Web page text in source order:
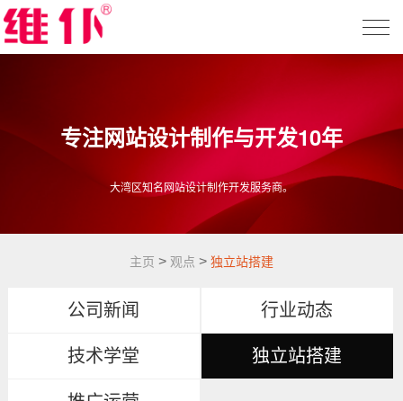
专注网站设计制作与开发10年
大湾区知名网站设计制作开发服务商。
主页 > 观点 > 独立站搭建
公司新闻 行业动态
技术学堂 独立站搭建